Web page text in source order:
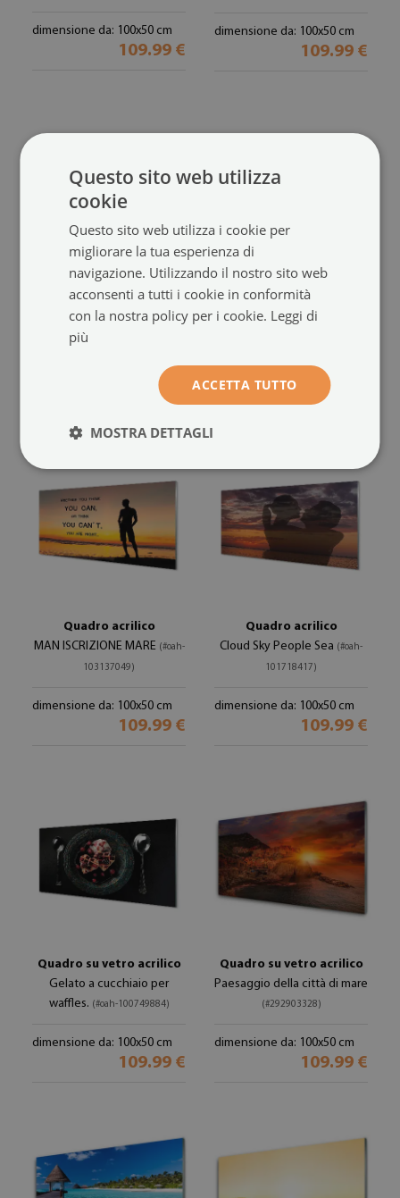
dimensione da: 100x50 cm
109.99 €
dimensione da: 100x50 cm
109.99 €
Quadro acrilico
Panorama della Spagna della
città
dimensione da: 100x50 cm
109.99 €
Quadro acrilico
Edifici della Grecia Fiori di
dimensione da: 100x50 cm
109.99 €
Quadro acrilico
MAN ISCRIZIONE MARE (#oah-
103137049)
dimensione da: 100x50 cm
109.99 €
Quadro acrilico
Cloud Sky People Sea (#oah-
101718417)
dimensione da: 100x50 cm
109.99 €
Quadro su vetro acrilico
Gelato a cucchiaio per
waffles. (#oah-100749884)
dimensione da: 100x50 cm
109.99 €
Quadro su vetro acrilico
Paesaggio della città di mare
(#292903328)
dimensione da: 100x50 cm
109.99 €
Questo sito web utilizza
cookie
Questo sito web utilizza i cookie per
migliorare la tua esperienza di
navigazione. Utilizzando il nostro sito web
acconsenti a tutti i cookie in conformità
con la nostra policy per i cookie. Leggi di
più
ACCETTA TUTTO
MOSTRA DETTAGLI